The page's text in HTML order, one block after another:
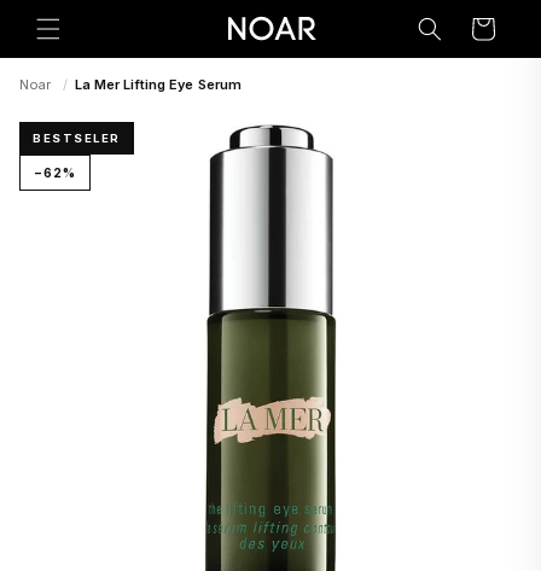
na
Korpa
Noar / La Mer Lifting Eye Serum
BESTSELER
−62%